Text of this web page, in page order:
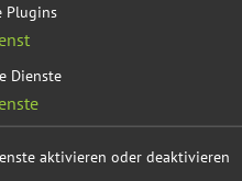
Plugins
Dienste
aktivieren oder deaktivieren